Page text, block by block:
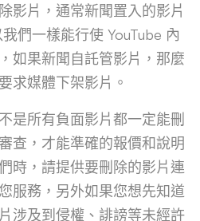
影片，通常新聞置入的影片
們一樣能行使 YouTube 內
如果新聞自託管影片，那麼
求媒體下架影片。
是所有負面影片都一定能刪
查，才能準確的報價和說明
時，請提供要刪除的影片連
服務，另外如果您想先知道
涉及到侵權、誹謗等未經許